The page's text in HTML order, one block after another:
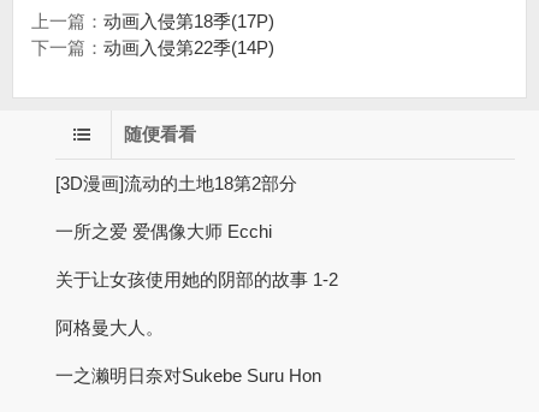
上一篇： 动画入侵第18季(17P)
下一篇： 动画入侵第22季(14P)
随便看看
[3D漫画]流动的土地18第2部分
一所之爱 爱偶像大师 Ecchi
关于让女孩使用她的阴部的故事 1-2
阿格曼大人。
一之濑明日奈对Sukebe Suru Hon